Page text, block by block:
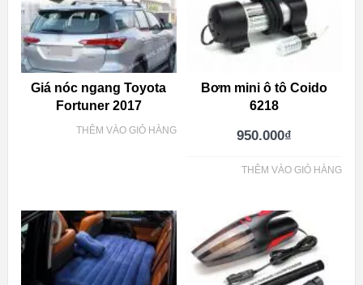
Giá nóc ngang Toyota
Fortuner 2017
THÊM VÀO GIỎ HÀNG
Bơm mini ô tô Coido
6218
950.000₫
THÊM VÀO GIỎ HÀNG